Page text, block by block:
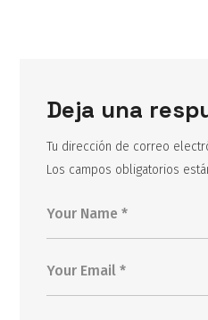
Deja una
Tu dirección de correo
Los campos obligatorios